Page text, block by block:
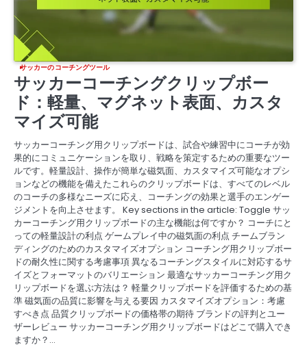
サッカーのコーチングツール
サッカーコーチングクリップボー
ド：軽量、マグネット表面、カスタ
マイズ可能
サッカーコーチング用クリップボードは、試合や練習中にコーチが効
果的にコミュニケーションを取り、戦略を策定するための重要なツー
ルです。軽量設計、操作が簡単な磁気面、カスタマイズ可能なオプシ
ョンなどの機能を備えたこれらのクリップボードは、すべてのレベル
のコーチの多様なニーズに応え、コーチングの効果と選手のエンゲー
ジメントを向上させます。 Key sections in the article: Toggle サッ
カーコーチング用クリップボードの主な機能は何ですか？ コーチにと
っての軽量設計の利点 ゲームプレイ中の磁気面の利点 チームブラン
ディングのためのカスタマイズオプション コーチング用クリップボー
ドの耐久性に関する考慮事項 異なるコーチングスタイルに対応するサ
イズとフォーマットのバリエーション 最適なサッカーコーチング用ク
リップボードを選ぶ方法は？ 軽量クリップボードを評価するための基
準 磁気面の品質に影響を与える要因 カスタマイズオプション：考慮
すべき点 品質クリップボードの価格帯の期待 ブランドの評判とユー
ザーレビュー サッカーコーチング用クリップボードはどこで購入でき
ますか？…